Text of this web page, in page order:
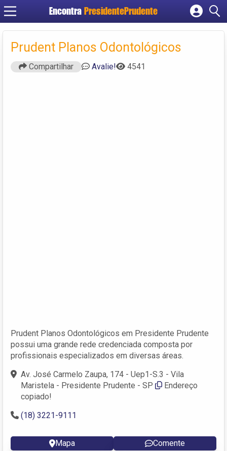
Encontra PresidentePrudente
Cadastrar empresa
Criar conta
Prudent Planos Odontológicos
Compartilhar Avalie! 4541
Prudent Planos Odontológicos em Presidente Prudente
possui uma grande rede credenciada composta por
profissionais especializados em diversas áreas.
Av. José Carmelo Zaupa, 174 - Uep1-S.3 - Vila
Maristela - Presidente Prudente - SP
Endereço
copiado!
(18) 3221-9111
Mapa Comente